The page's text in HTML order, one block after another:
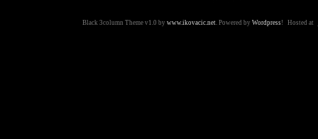
Black 3column Theme v1.0 by www.ikovacic.net. Powered by Wordpress! Hosted at